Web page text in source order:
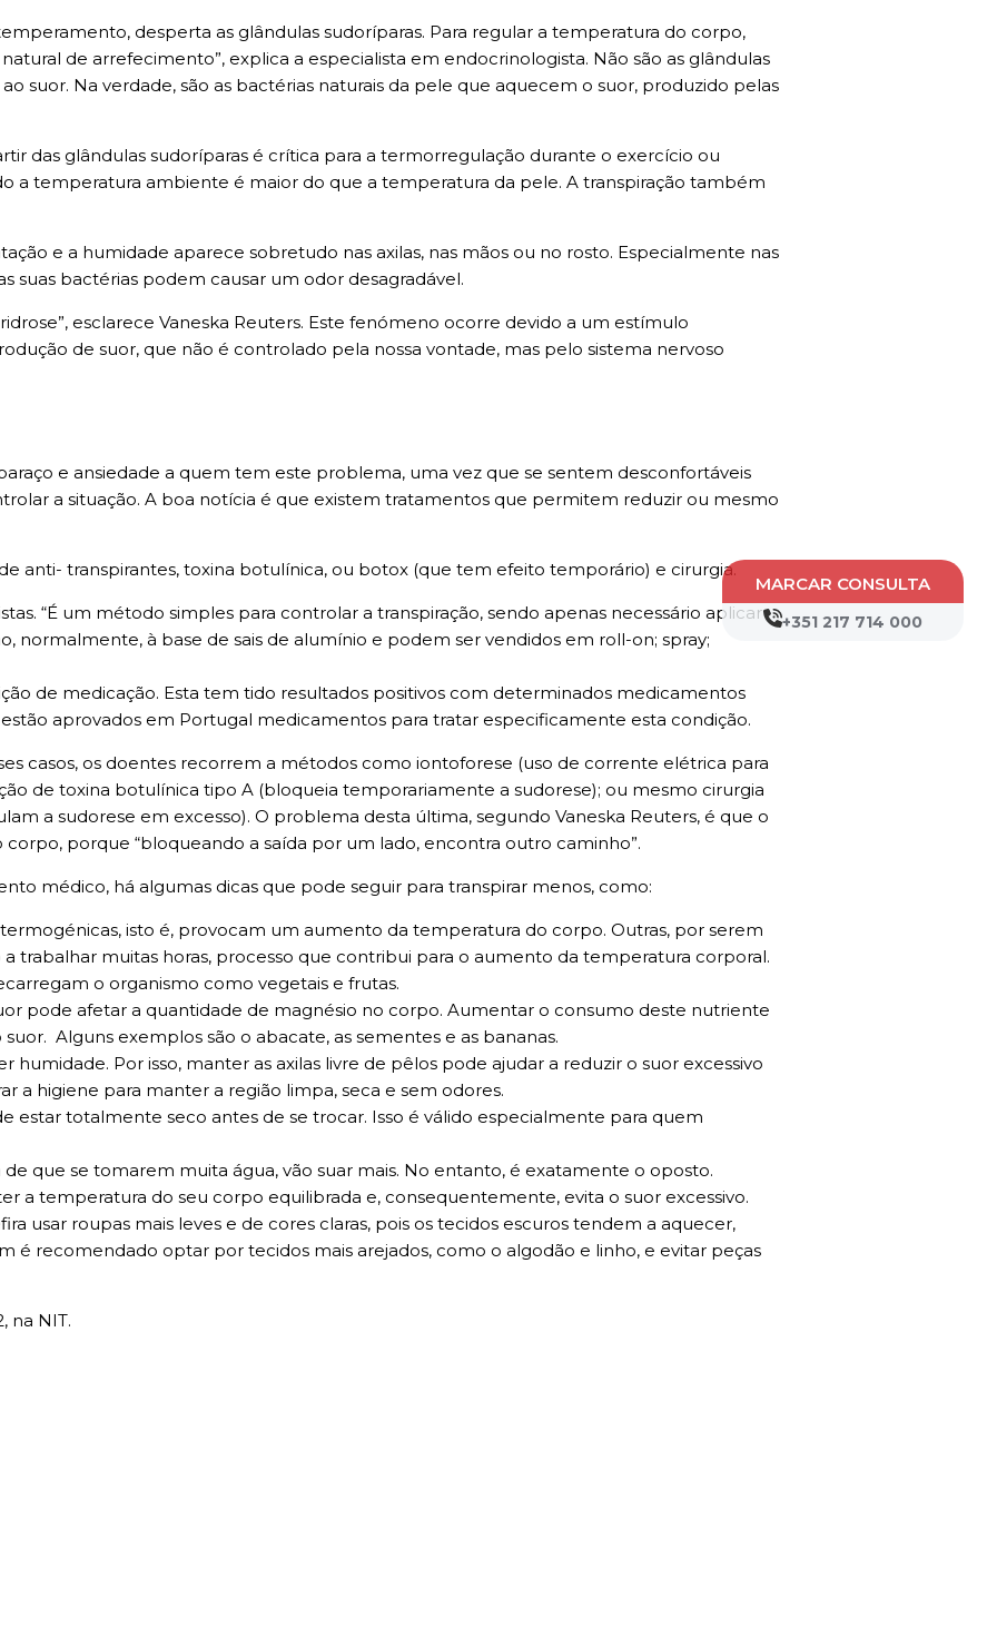
MARCAR CONSULTA
+351 217 714 000
desperta as glândulas sudoríparas. Para regular a temperatura do corpo,
de arrefecimento”, explica a especialista em endocrinologista. Não são as glândulas
suor. Na verdade, são as bactérias naturais da pele que aquecem o suor, produzido pelas
das glândulas sudoríparas é crítica para a termorregulação durante o exercício ou
a temperatura ambiente é maior do que a temperatura da pele. A transpiração também
e a humidade aparece sobretudo nas axilas, nas mãos ou no rosto. Especialmente nas
suas bactérias podem causar um odor desagradável.
esclarece Vaneska Reuters. Este fenómeno ocorre devido a um estímulo
de suor, que não é controlado pela nossa vontade, mas pelo sistema nervoso
e ansiedade a quem tem este problema, uma vez que se sentem desconfortáveis
a situação. A boa notícia é que existem tratamentos que permitem reduzir ou mesmo
anti- transpirantes, toxina botulínica, ou botox (que tem efeito temporário) e cirurgia.
“É um método simples para controlar a transpiração, sendo apenas necessário aplicar
normalmente, à base de sais de alumínio e podem ser vendidos em roll-on; spray;
de medicação. Esta tem tido resultados positivos com determinados medicamentos
aprovados em Portugal medicamentos para tratar especificamente esta condição.
casos, os doentes recorrem a métodos como iontoforese (uso de corrente elétrica para
de toxina botulínica tipo A (bloqueia temporariamente a sudorese); ou mesmo cirurgia
a sudorese em excesso). O problema desta última, segundo Vaneska Reuters, é que o
porque “bloqueando a saída por um lado, encontra outro caminho”.
médico, há algumas dicas que pode seguir para transpirar menos, como:
isto é, provocam um aumento da temperatura do corpo. Outras, por serem
trabalhar muitas horas, processo que contribui para o aumento da temperatura corporal.
o organismo como vegetais e frutas.
pode afetar a quantidade de magnésio no corpo. Aumentar o consumo deste nutriente
Alguns exemplos são o abacate, as sementes e as bananas.
humidade. Por isso, manter as axilas livre de pêlos pode ajudar a reduzir o suor excessivo
a higiene para manter a região limpa, seca e sem odores.
estar totalmente seco antes de se trocar. Isso é válido especialmente para quem
que se tomarem muita água, vão suar mais. No entanto, é exatamente o oposto.
a temperatura do seu corpo equilibrada e, consequentemente, evita o suor excessivo.
usar roupas mais leves e de cores claras, pois os tecidos escuros tendem a aquecer,
é recomendado optar por tecidos mais arejados, como o algodão e linho, e evitar peças
na NIT.